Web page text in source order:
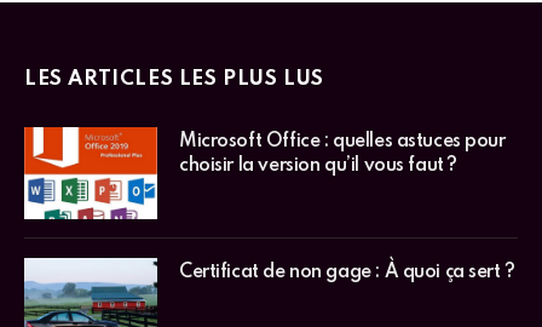
LES ARTICLES LES PLUS LUS
Microsoft Office : quelles astuces pour
choisir la version qu’il vous faut ?
Certificat de non gage : À quoi ça sert ?